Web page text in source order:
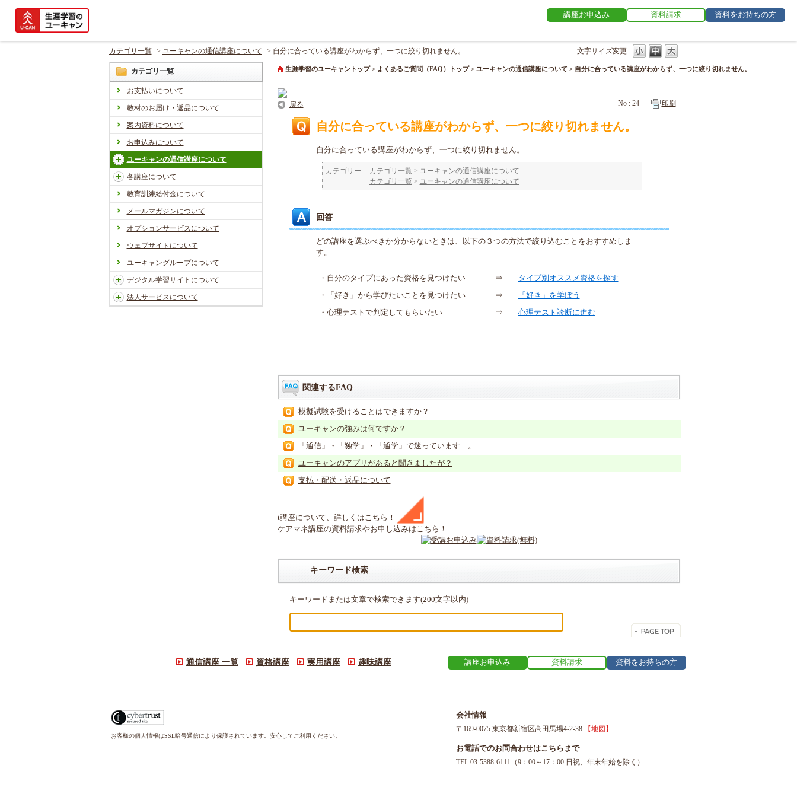
講座お申込み 資料請求 資料をお持ちの方
文字サイズ変更
カテゴリ一覧 > ユーキャンの通信講座について > 自分に合っている講座がわからず、一つに絞り切れません。
カテゴリ一覧
お支払いについて
教材のお届け・返品について
案内資料について
お申込みについて
ユーキャンの通信講座について
各講座について
教育訓練給付金について
メールマガジンについて
オプションサービスについて
ウェブサイトについて
ユーキャングループについて
デジタル学習サイトについて
法人サービスについて
生涯学習のユーキャントップ > よくあるご質問（FAQ）トップ > ユーキャンの通信講座について > 自分に合っている講座がわからず、一つに絞り切れません。
戻る No : 24 印刷
自分に合っている講座がわからず、一つに絞り切れません。
自分に合っている講座がわからず、一つに絞り切れません。
カテゴリー : カテゴリ一覧 > ユーキャンの通信講座について
カテゴリ一覧 > ユーキャンの通信講座について
回答
どの講座を選ぶべきか分からないときは、以下の３つの方法で絞り込むことをおすすめしま
す。
・自分のタイプにあった資格を見つけたい ⇒ タイプ別オススメ資格を探す
・「好き」から学びたいことを見つけたい ⇒ 「好き」を学ぼう
・心理テストで判定してもらいたい ⇒ 心理テスト診断に進む
関連するFAQ
模擬試験を受けることはできますか？
ユーキャンの強みは何ですか？
「通信」・「独学」・「通学」で迷っています…。
ユーキャンのアプリがあると聞きましたが？
支払・配送・返品について
t講座について、詳しくはこちら！
ケアマネ講座の資料請求やお申し込みはこちら！
キーワード検索
キーワードまたは文章で検索できます(200文字以内)
通信講座 一覧 資格講座 実用講座 趣味講座 講座お申込み 資料請求 資料をお持ちの方
お客様の個人情報はSSL暗号通信により保護されています。安心してご利用ください。
会社情報
〒169-0075 東京都新宿区高田馬場4-2-38 【地図】
お電話でのお問合わせはこちらまで
TEL:03-5388-6111（9：00～17：00 日祝、年末年始を除く）